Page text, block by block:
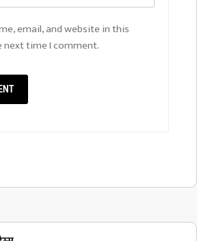
email, and website in this
time I comment.